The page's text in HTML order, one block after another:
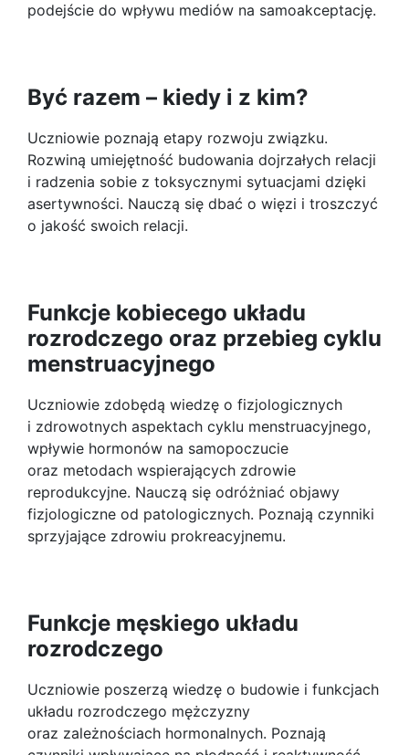
podejście do wpływu mediów na samoakceptację.
Być razem – kiedy i z kim?
Uczniowie poznają etapy rozwoju związku.
Rozwiną umiejętność budowania dojrzałych relacji
i radzenia sobie z toksycznymi sytuacjami dzięki
asertywności. Nauczą się dbać o więzi i troszczyć
o jakość swoich relacji.
Funkcje kobiecego układu
rozrodczego oraz przebieg cyklu
menstruacyjnego
Uczniowie zdobędą wiedzę o fizjologicznych
i zdrowotnych aspektach cyklu menstruacyjnego,
wpływie hormonów na samopoczucie
oraz metodach wspierających zdrowie
reprodukcyjne. Nauczą się odróżniać objawy
fizjologiczne od patologicznych. Poznają czynniki
sprzyjające zdrowiu prokreacyjnemu.
Funkcje męskiego układu
rozrodczego
Uczniowie poszerzą wiedzę o budowie i funkcjach
układu rozrodczego mężczyzny
oraz zależnościach hormonalnych. Poznają